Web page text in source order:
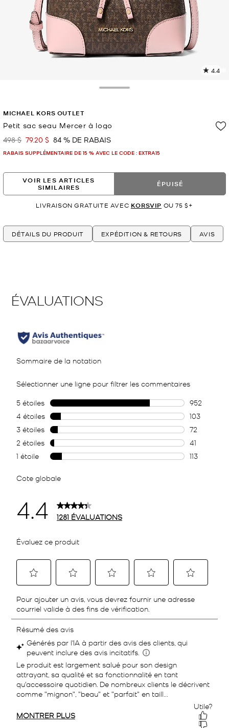
4.4
MICHAEL KORS OUTLET
Petit sac seau Mercer à logo
était
498 $ maintenant
79.20 $ 84 % DE RABAIS
RABAIS SUPPLÉMENTAIRE DE 15 % AVEC LE CODE : EXTRA15
VOIR LES ARTICLES
SIMILAIRES
ÉPUISÉ
LIVRAISON GRATUITE AVEC KORSVIP OU 75 $+
DÉTAILS DU PRODUIT EXPÉDITION & RETOURS AVIS